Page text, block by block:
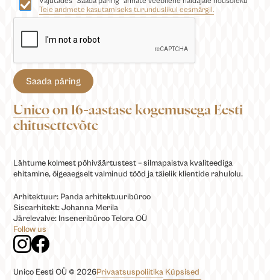
Unico on 16-aastase kogemusega Eesti
ehitusettevõte
Lähtume kolmest põhiväärtustest – silmapaistva kvaliteediga
ehitamine, õigeaegselt valminud tööd ja täielik klientide rahulolu.
Arhitektuur: Panda arhitektuuribüroo
Sisearhitekt: Johanna Merila
Järelevalve: Inseneribüroo Telora OÜ
Follow us
Unico Eesti OÜ © 2026Privaatsuspoliitika Küpsised
Teie andmete kasutamiseks turunduslikul eesmärgil.